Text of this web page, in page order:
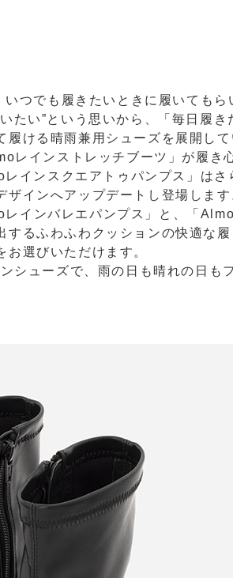
つでも履きたいときに履いてもら
たい”という思いから、「毎⽇履き
ける晴⾬兼⽤シューズを展開して
レインストレッチブーツ」が履き
インスクエアトゥパンプス」はさ
インへアップデートし登場します
インバレエパンプス」と、「
するふわふわクッションの快適な
選びいただけます。
シューズで、⾬の⽇も晴れの⽇も